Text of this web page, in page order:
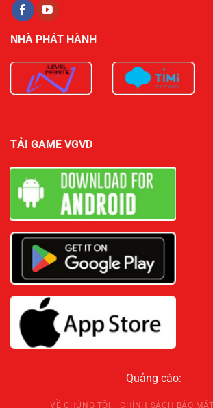
NHÀ PHÁT HÀNH
TẢI GAME VGVD
Quảng cáo:
VỀ CHÚNG TÔI CHÍNH SÁCH BẢO MẬT